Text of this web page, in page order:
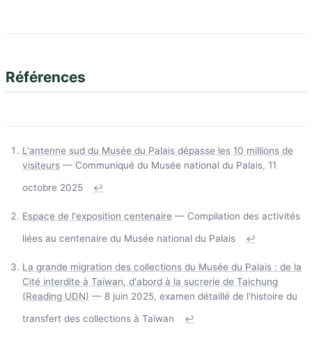
Références
L'antenne sud du Musée du Palais dépasse les 10 millions de
visiteurs — Communiqué du Musée national du Palais, 11
octobre 2025
↩
Espace de l'exposition centenaire — Compilation des activités
liées au centenaire du Musée national du Palais
↩
La grande migration des collections du Musée du Palais : de la
Cité interdite à Taïwan, d'abord à la sucrerie de Taichung
(Reading UDN) — 8 juin 2025, examen détaillé de l'histoire du
transfert des collections à Taïwan
↩